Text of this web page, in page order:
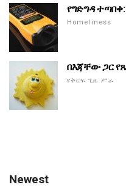
የግድግዳ
Homeliness
በእጃቸው ጋር
የትርፍ ጊዜ ሥራ
Newest